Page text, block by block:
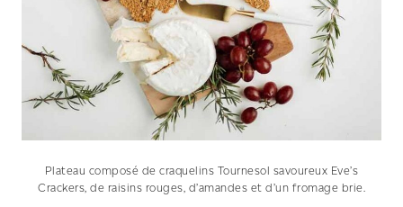
Plateau composé de craquelins Tournesol savoureux Eve’s
Crackers, de raisins rouges, d’amandes et d’un fromage brie.